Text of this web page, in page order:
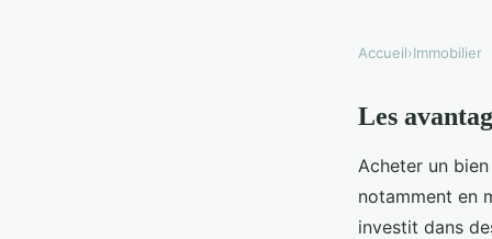
Acheter un bien
pourquoi et
Accueil›Immobilier
Les
Acheter un
notamment en
investit dans